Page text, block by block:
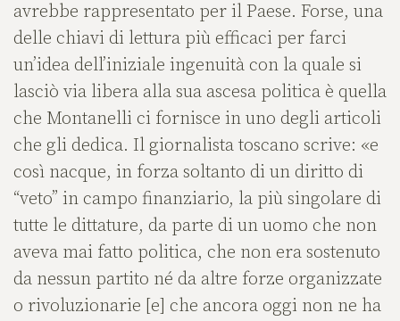
avrebbe rappresentato per il Paese. Forse, una
delle chiavi di lettura più efficaci per farci
un’idea dell’iniziale ingenuità con la quale si
lasciò via libera alla sua ascesa politica è quella
che Montanelli ci fornisce in uno degli articoli
che gli dedica. Il giornalista toscano scrive: «e
così nacque, in forza soltanto di un diritto di
“veto” in campo finanziario, la più singolare di
tutte le dittature, da parte di un uomo che non
aveva mai fatto politica, che non era sostenuto
da nessun partito né da altre forze organizzate
o rivoluzionarie [e] che ancora oggi non ne ha